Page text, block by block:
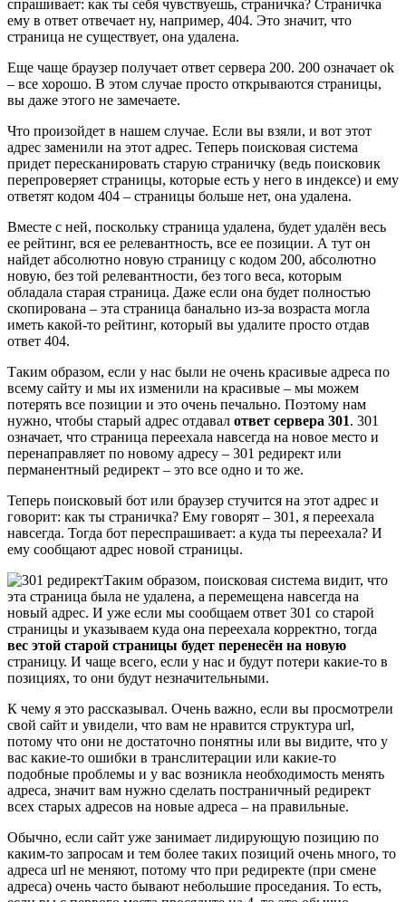
спрашивает: как ты себя чувствуешь, страничка? Страничка
ему в ответ отвечает ну, например, 404. Это значит, что
страница не существует, она удалена.
Еще чаще браузер получает ответ сервера 200. 200 означает ok
– все хорошо. В этом случае просто открываются страницы,
вы даже этого не замечаете.
Что произойдет в нашем случае. Если вы взяли, и вот этот
адрес заменили на этот адрес. Теперь поисковая система
придет пересканировать старую страничку (ведь поисковик
перепроверяет страницы, которые есть у него в индексе) и ему
ответят кодом 404 – страницы больше нет, она удалена.
Вместе с ней, поскольку страница удалена, будет удалён весь
ее рейтинг, вся ее релевантность, все ее позиции. А тут он
найдет абсолютно новую страницу с кодом 200, абсолютно
новую, без той релевантности, без того веса, которым
обладала старая страница. Даже если она будет полностью
скопирована – эта страница банально из-за возраста могла
иметь какой-то рейтинг, который вы удалите просто отдав
ответ 404.
Таким образом, если у нас были не очень красивые адреса по
всему сайту и мы их изменили на красивые – мы можем
потерять все позиции и это очень печально. Поэтому нам
нужно, чтобы старый адрес отдавал ответ сервера 301. 301
означает, что страница переехала навсегда на новое место и
перенаправляет по новому адресу – 301 редирект или
перманентный редирект – это все одно и то же.
Теперь поисковый бот или браузер стучится на этот адрес и
говорит: как ты страничка? Ему говорят – 301, я переехала
навсегда. Тогда бот переспрашивает: а куда ты переехала? И
ему сообщают адрес новой страницы.
Таким образом, поисковая система видит, что
эта страница была не удалена, а перемещена навсегда на
новый адрес. И уже если мы сообщаем ответ 301 со старой
страницы и указываем куда она переехала корректно, тогда
вес этой старой страницы будет перенесён на новую
страницу. И чаще всего, если у нас и будут потери какие-то в
позициях, то они будут незначительными.
К чему я это рассказывал. Очень важно, если вы просмотрели
свой сайт и увидели, что вам не нравится структура url,
потому что они не достаточно понятны или вы видите, что у
вас какие-то ошибки в транслитерации или какие-то
подобные проблемы и у вас возникла необходимость менять
адреса, значит вам нужно сделать постраничный редирект
всех старых адресов на новые адреса – на правильные.
Обычно, если сайт уже занимает лидирующую позицию по
каким-то запросам и тем более таких позиций очень много, то
адреса url не меняют, потому что при редиректе (при смене
адреса) очень часто бывают небольшие проседания. То есть,